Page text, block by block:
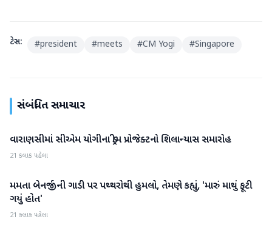
ટેગ્સ: #president #meets #CM Yogi #Singapore
સંબંધિત સમાચાર
રાષ્ટ્રીય
વારાણસીમાં સીએમ યોગીના ડ્રીમ પ્રોજેક્ટનો શિલાન્યાસ સમારોહ
21 કલાક પહેલા
રાષ્ટ્રીય
મમતા બેનર્જીની ગાડી પર પથ્થરોથી હુમલો, તેમણે કહ્યું, 'મારું માથું ફૂટી
ગયું હોત'
21 કલાક પહેલા